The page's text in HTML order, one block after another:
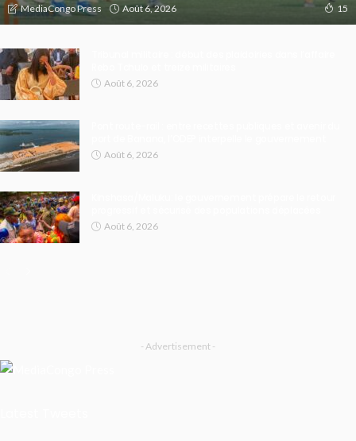
MediaCongo Press Août 6, 2026 15
Août 6, 2026
Août 6, 2026
Août 6, 2026
- Advertisement -